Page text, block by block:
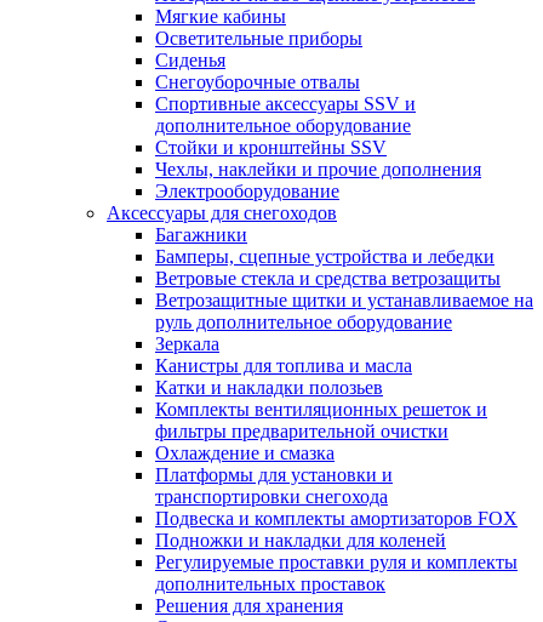
Мягкие кабины
Осветительные приборы
Сиденья
Снегоуборочные отвалы
Спортивные аксессуары SSV и
дополнительное оборудование
Стойки и кронштейны SSV
Чехлы, наклейки и прочие дополнения
Электрооборудование
Аксессуары для снегоходов
Багажники
Бамперы, сцепные устройства и лебедки
Ветровые стекла и средства ветрозащиты
Ветрозащитные щитки и устанавливаемое на
руль дополнительное оборудование
Зеркала
Канистры для топлива и масла
Катки и накладки полозьев
Комплекты вентиляционных решеток и
фильтры предварительной очистки
Охлаждение и смазка
Платформы для установки и
транспортировки снегохода
Подвеска и комплекты амортизаторов FOX
Подножки и накладки для коленей
Регулируемые проставки руля и комплекты
дополнительных проставок
Решения для хранения